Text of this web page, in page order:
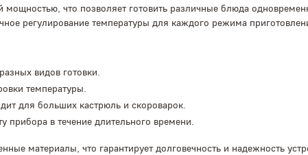
что позволяет готовить различные блюда
регулирование температуры для каждого режима
видов готовки.
температуры.
для больших кастрюль и скороварок.
прибора в течение длительного времени.
материалы, что гарантирует долговечность и надежность